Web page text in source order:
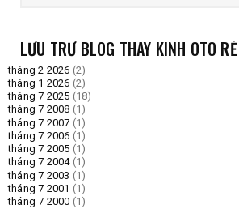
LƯU TRỮ BLOG THAY KÍNH ÔTÔ RẺ
tháng 2 2026 (2)
tháng 1 2026 (2)
tháng 7 2025 (18)
tháng 7 2008 (1)
tháng 7 2007 (1)
tháng 7 2006 (1)
tháng 7 2005 (1)
tháng 7 2004(1)
tháng 7 2003 (1)
tháng 7 2001 (1)
tháng 7 2000 (1)